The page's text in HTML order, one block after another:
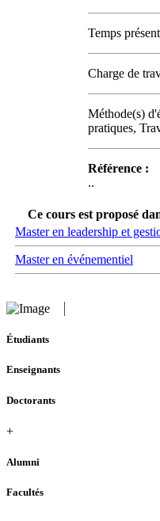
Temps
Charge de
Méthode(s)
pratiques,
Référence :
..
Ce cours est proposé
Master en leadership et
Master en événementiel
Étudiants
Enseignants
Doctorants
+
Alumni
Facultés